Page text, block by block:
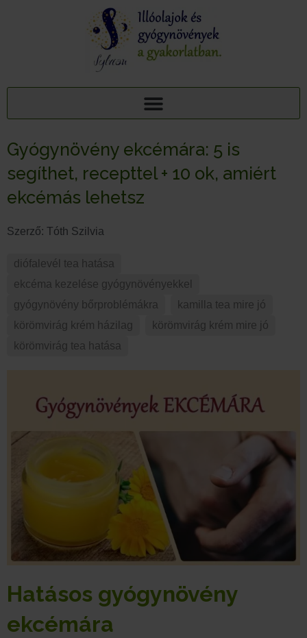
Gyógynövény ekcémára: 5 is
segíthet, recepttel + 10 ok, amiért
ekcémás lehetsz
Szerző: Tóth Szilvia
diófalevél tea hatása
ekcéma kezelése gyógynövényekkel
gyógynövény bőrproblémákra
kamilla tea mire jó
körömvirág krém házilag
körömvirág krém mire jó
körömvirág tea hatása
Hatásos gyógynövény
ekcémára